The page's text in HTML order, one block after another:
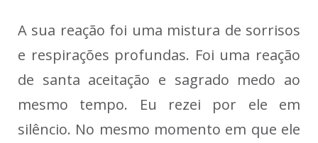
A sua reação foi uma mistura de sorrisos
e respirações profundas. Foi uma reação
de santa aceitação e sagrado medo ao
mesmo tempo. Eu rezei por ele em
silêncio. No mesmo momento em que ele